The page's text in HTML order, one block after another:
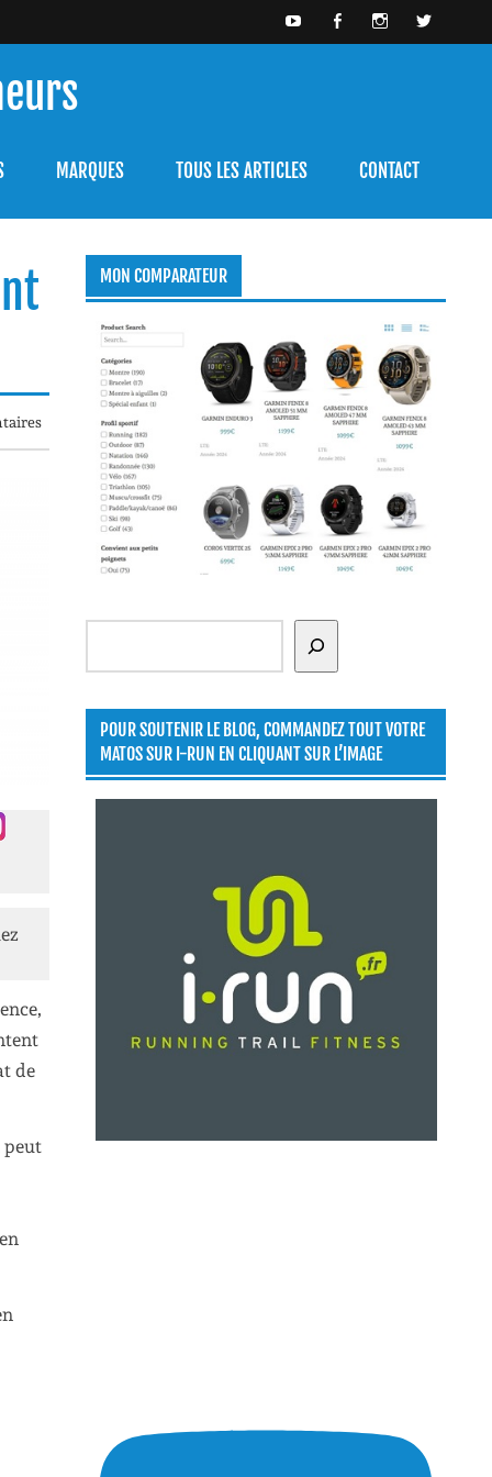
MARQUES TOUS LES ARTICLES CONTACT
de
peut
MON COMPARATEUR
Rechercher
POUR SOUTENIR LE BLOG, COMMANDEZ TOUT VOTRE
MATOS SUR I-RUN EN CLIQUANT SUR L’IMAGE